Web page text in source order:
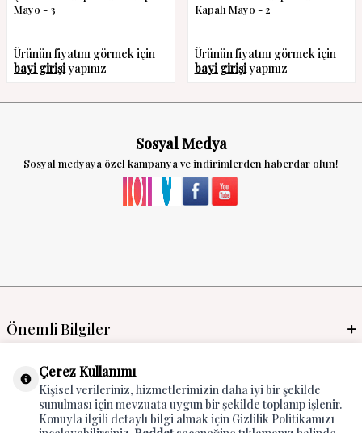
Mayo - 3
Ürünün fiyatını görmek için
bayi girişiyapınız
Kapalı Mayo - 2
Ürünün fiyatını görmek için
bayi girişiyapınız
Sosyal Medya
Sosyal medyaya özel kampanya ve indirimlerden haberdar olun!
Önemli Bilgiler
Mayo İmalat & Toptan
Global Manufacturer
Adres & İletişim
Çerez Kullanımı
Kişisel verileriniz, hizmetlerimizin daha iyi bir şekilde
sunulması için mevzuata uygun bir şekilde toplanıp işlenir.
Konuyla ilgili detaylı bilgi almak için Gizlilik Politikamızı